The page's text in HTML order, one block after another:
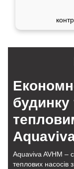
будинку
Aquaviva
Aquaviva AVHM –
теплових насосів